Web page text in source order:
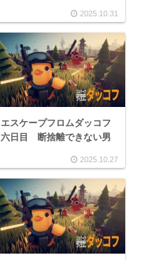
2025.10.31
エスケープフロムダッコフ
六日目 断捨離できない男
2025.10.27